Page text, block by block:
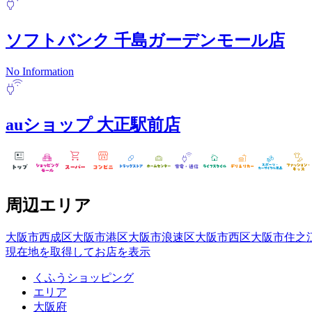
ソフトバンク 千島ガーデンモール店
No Information
auショップ 大正駅前店
周辺エリア
大阪市西成区大阪市港区大阪市浪速区大阪市西区大阪市住之
現在地を取得してお店を表示
くふうショッピング
エリア
大阪府